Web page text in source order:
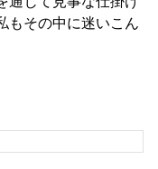
もその中に迷いこん